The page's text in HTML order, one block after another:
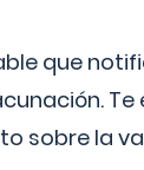
que
sobre la